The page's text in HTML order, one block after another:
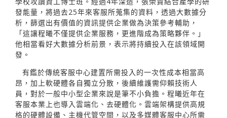
發能量，將過去25年來客服所蒐集的資料，透過大數據分
析，篩選出有價值的資訊提供企業做為決策參考輔助，
「這讓程曦不僅提供企業服務，更進階成為策略夥伴。」
他相當看好大數據分析前景，表示將持續投入在該領域開
發。
有鑑於傳統客服中心建置所需投入的一次性成本相當高
昂，加上軟硬體各自獨立分散，後續維護需仰賴技術人
員，對於一般中小型企業來說是筆不小負擔。程曦近年在
客服本業上也導入雲端化、去硬體化。雲端架構提供高規
格的硬體設備、主機代管空間，以及多媒體客服中心所需